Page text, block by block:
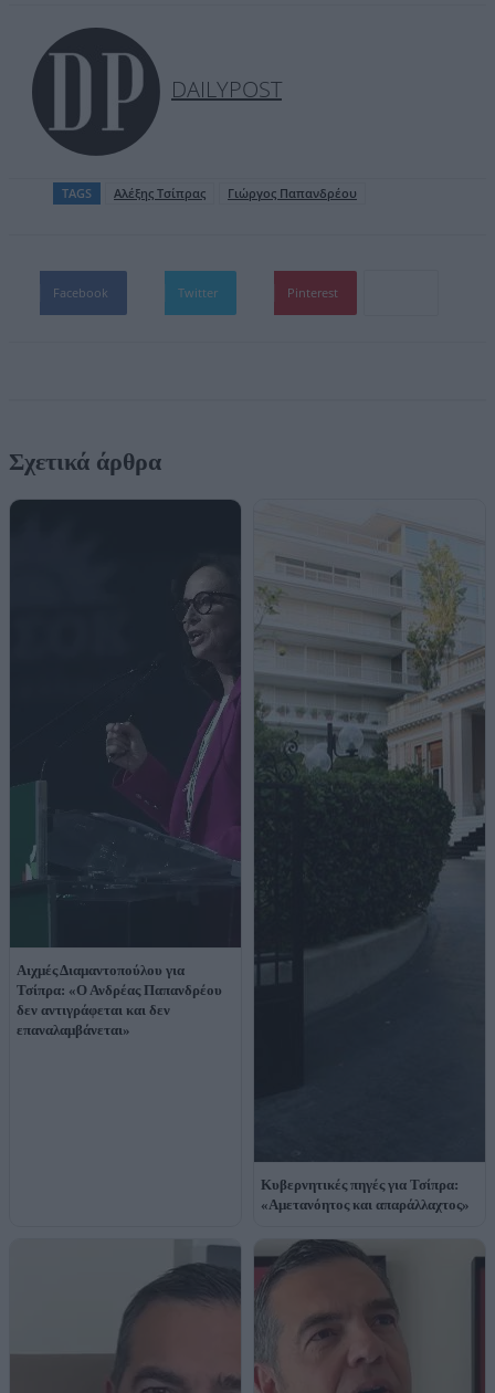
DAILYPOST
TAGS Aλέξης Τσίπρας Γιώργος Παπανδρέου
Facebook Twitter Pinterest
Σχετικά άρθρα
Αιχμές Διαμαντοπούλου για
Τσίπρα: «Ο Ανδρέας Παπανδρέου
δεν αντιγράφεται και δεν
επαναλαμβάνεται»
Κυβερνητικές πηγές για Τσίπρα:
«Αμετανόητος και απαράλλαχτος»